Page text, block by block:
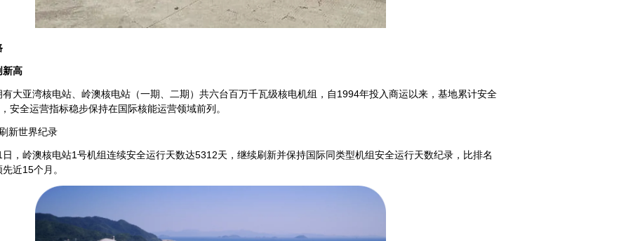
新高
大亚湾核电站、岭澳核电站（一期、二期）共六台百万千瓦级核电机组，自1994年投入商运以来，基地累计安全
安全运营指标稳步保持在国际核能运营领域前列。
新世界纪录
，岭澳核电站1号机组连续安全运行天数达5312天，继续刷新并保持国际同类型机组安全运行天数纪录，比排名
近15个月。